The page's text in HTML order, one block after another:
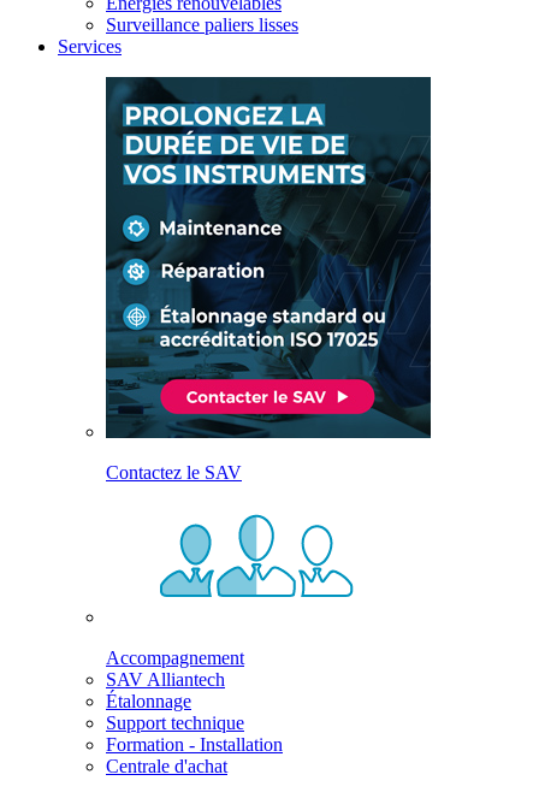
Surveillance paliers lisses
Services
Contactez le SAV
Accompagnement
SAV Alliantech
Étalonnage
Support technique
Formation - Installation
Centrale d'achat